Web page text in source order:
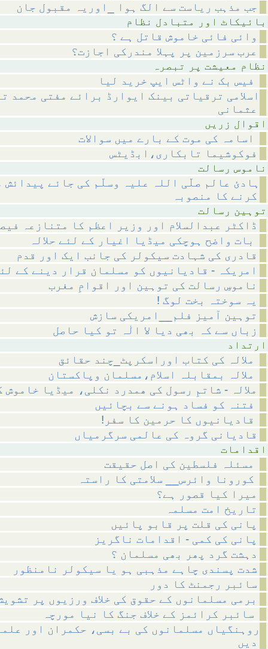
جب مذہب ریاست سے الگ ہوا _اوریہ مقبول جان
وائی فائی خاموش قاتل ہے ؟
عرب سرزمین پر پہلا مندرکی اجازت؟
اسلامی ترقیاتی بینک ایوارڈ برائے مفتی محمد
عثمانی
فوکوشیما تابکاری،ابڈیٹس
ہادئ عالم صلّی اللہ علیہ وسلّم کی جائے پیدائش
کرنے کا منصوبہ
ڈاکٹر عبدالسلام اور وزیر اعظم کا متنازعہ
قادری کی شہادت سیکولر کی جانب ایک اور قدم
امریکہ - قادیانیوں کو مسلمان قرار دینے کے
ناموسِ رسالت کی توہین اور اقوامِ مغرب
! یہ سوختہ بخت لوگ
توہین آمیز فلم__امریکی سازش
زباں سے کہ بھی دیا لا الٰہ تو کیا حاصل
ملالہ - شاتمِ رسول کی ھمدرد نکلی، میڈیا خاموش
قادیانی گروہ کی عالمی سرگرمیاں
میرا کیا قصور ہے؟
تاریخ امت مسلمہ
پانی کی قلت پر قابو پائیں
پانی کی کمی - اقدامات ناگریز
دہشت گرد پھر بھی مسلمان ؟
شدت پسندی چاہے مذہبی ہو یا سیکولر نامنظور
سائبر رجمنٹ کا دور
برمی مسلمانوں کے حقوق کی خلاف ورزیوں پر
روہنگیاں مسلمانوں کی بے بسی، حکمران اور
دیں